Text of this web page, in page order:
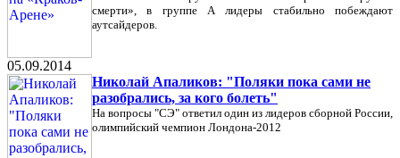
смерти», в группе А лидеры стабильно побеждают
аутсайдеров.
05.09.2014
Николай Апаликов: "Поляки пока сами не
разобрались, за кого болеть"
На вопросы "СЭ" ответил один из лидеров сборной России,
олимпийский чемпион Лондона-2012